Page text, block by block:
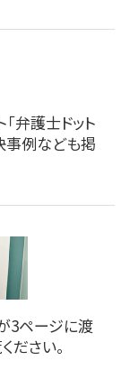
弁護士ドット
事例なども掲
3ページに渡
ださい。